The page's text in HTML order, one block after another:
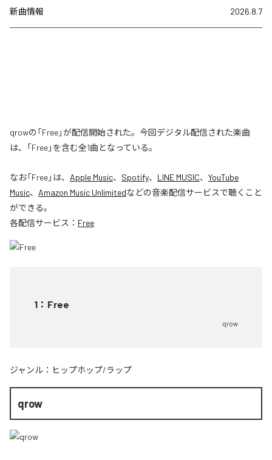
新曲情報 2026.8.7
qrowの「Free」が配信開始された。今回デジタル配信された楽曲
は、「Free」を含む全1曲となっている。
なお「Free」は、 Apple Music、 Spotify、 LINE MUSIC、 YouTube
Music、 Amazon Music Unlimitedなどの音楽配信サービスで聴くこと
ができる。
各配信サービス： Free
1 ： Free
qrow
ジャンル： ヒップホップ/ラップ
qrow